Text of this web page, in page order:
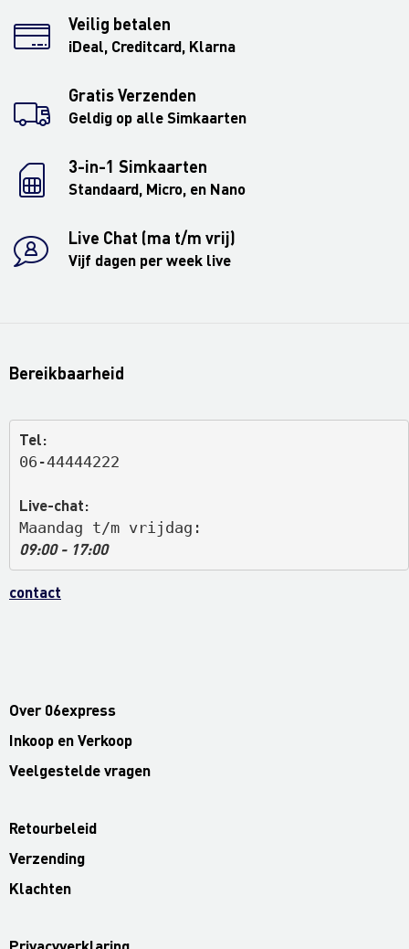
Veilig betalen
iDeal, Creditcard, Klarna
Gratis Verzenden
Geldig op alle Simkaarten
3-in-1 Simkaarten
Standaard, Micro, en Nano
Live Chat (ma t/m vrij)
Vijf dagen per week live
Bereikbaarheid
Tel:
06-44444222
Live-chat:
Maandag t/m vrijdag:
09:00 - 17:00
contact
Over 06express
Inkoop en Verkoop
Veelgestelde vragen
Retourbeleid
Verzending
Klachten